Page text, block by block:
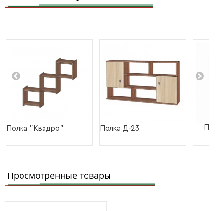
Полка "Квадро" Полка Д-23
Просмотренные товары